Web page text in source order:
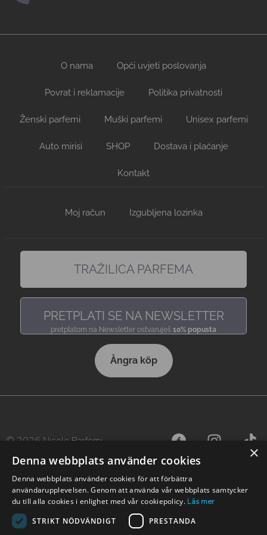
O nama Opći uvjeti poslovanja
Povrat i reklamacije Politika privatnosti
Ženski parfemi Muški parfemi Unisex parfemi
Auto mirisi SHOP Dostava i plaćanje
Kontakt
Moj račun Izgubljena lozinka
TRAŽILICA PARFEMA
PRETPLATI SE NA NEWSLETTER
pretplatom na Newsletter ostvaruješ 10% popusta
Ångra köp
© 2026 Nicole Parfemi
Nicole finns även i andra länder:
×
Denna webbplats använder cookies
Denna webbplats använder cookies för att förbättra
användarupplevelsen. Genom att använda vår webbplats samtycker
du till alla cookies i enlighet med vår cookiepolicy. Läs mer
STRIKT NÖDVÄNDIGT PRESTANDA